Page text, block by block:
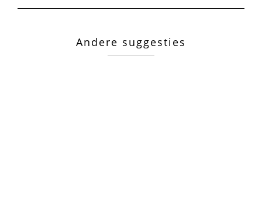
Andere suggesties